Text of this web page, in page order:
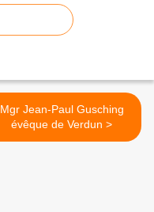
Mgr Jean-Paul Gusching
évêque de Verdun >